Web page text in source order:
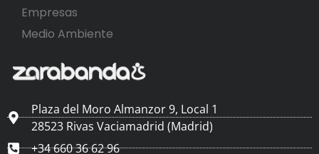
Empresas
Medio Ambiente
Plaza del Moro Almanzor 9, Local 1
28523 Rivas Vaciamadrid (Madrid)
+34 660 36 62 96